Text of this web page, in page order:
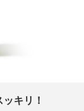
キリ！